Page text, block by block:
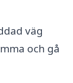
väg
och gå